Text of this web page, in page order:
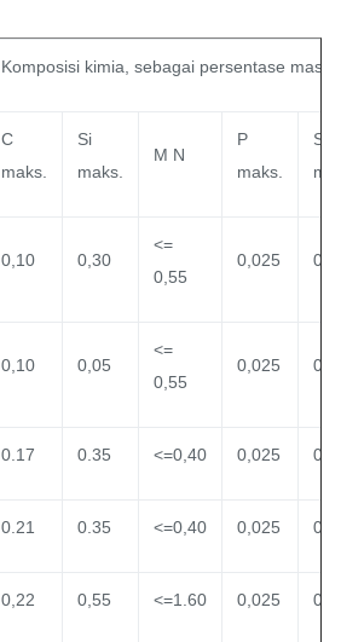
Komposisi kimia, sebagai persentase massa
C
maks.
Si
maks.
M N
P
maks.
S
0,10 0,30
<=
0,55
0,025
0,10 0,05
<=
0,55
0,025
0.17 0.35 <=0,40 0,025
0.21 0.35 <=0,40 0,025
0,22 0,55 <=1.60 0,025